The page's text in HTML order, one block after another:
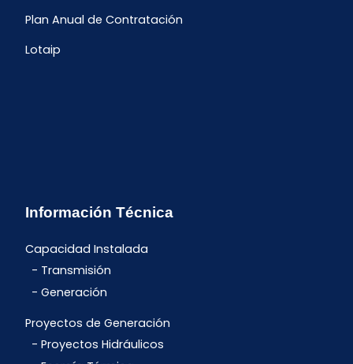
Plan Anual de Contratación
Lotaip
Información Técnica
Capacidad Instalada
Transmisión
Generación
Proyectos de Generación
Proyectos Hidráulicos